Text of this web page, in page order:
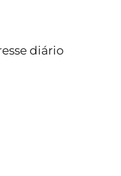
diário